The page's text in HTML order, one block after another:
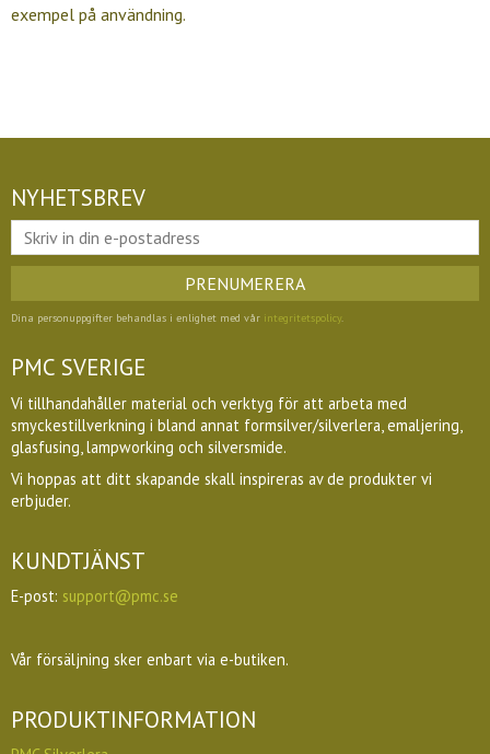
exempel på användning.
NYHETSBREV
PRENUMERERA
Dina personuppgifter behandlas i enlighet med vår integritetspolicy.
PMC SVERIGE
Vi tillhandahåller material och verktyg för att arbeta med
smyckestillverkning i bland annat formsilver/silverlera, emaljering,
glasfusing, lampworking och silversmide.
Vi hoppas att ditt skapande skall inspireras av de produkter vi
erbjuder.
KUNDTJÄNST
E-post: support@pmc.se
Vår försäljning sker enbart via e-butiken.
PRODUKTINFORMATION